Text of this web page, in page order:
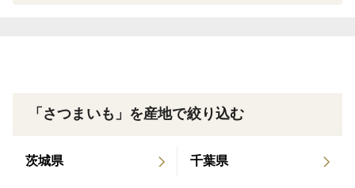
富で美容と健康に良いといわれてます。
宅急便80サイズは5kgまでなので梱包含みで4.9kgとさ
「さつまいも」を産地で絞り込む
茨城県 千葉県